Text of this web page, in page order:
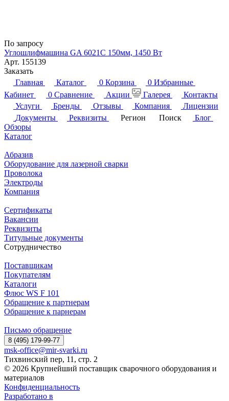
По запросу
Углошлифмашина GA 6021С 150мм, 1450 Вт
Арт. 155139
Заказать
Главная
Каталог 0 Корзина 0 Избранные
Кабинет
0 Сравнение Акции Галерея
Контакты
Услуги
Бренды Отзывы Компания
Лицензии
Документы
Реквизиты Регион Поиск
Блог
Обзоры
Каталог
Абразив
Оборудование для лазерной сварки
Проволока
Электроды
Компания
Сертификаты
Вакансии
Реквизиты
Титульные документы
Сотрудничество
Поставщикам
Покупателям
Каталоги
Флюс WS F 101
Обращение к партнерам
Обращение к парнерам
Письмо обращение
8 (495) 179-99-77
msk-office@mir-svarki.ru
Тихвинский пер, 11, стр. 2
© 2026 Крупнейший поставщик сварочного оборудования и
материалов
Конфиденциальность
Разработано в